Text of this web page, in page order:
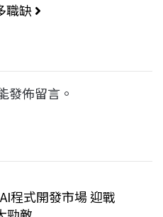
職缺
發佈留言。
程式開發市場 迎戰